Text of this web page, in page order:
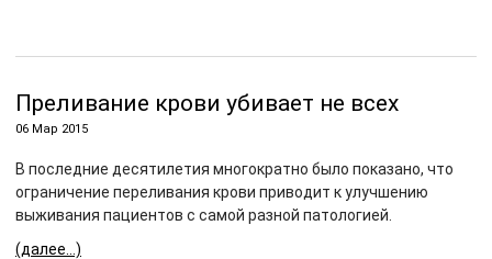
Преливание крови убивает не всех
06 Мар 2015
В последние десятилетия многократно было показано, что
ограничение переливания крови приводит к улучшению
выживания пациентов с самой разной патологией.
(далее…)